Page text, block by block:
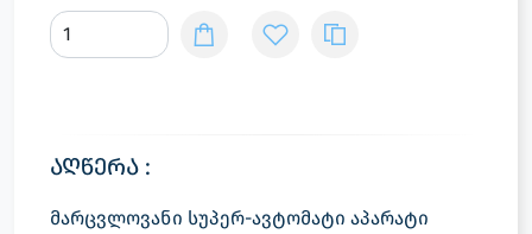
აღწერა :
მარცვლოვანი სუპერ-ავტომატი აპარატი